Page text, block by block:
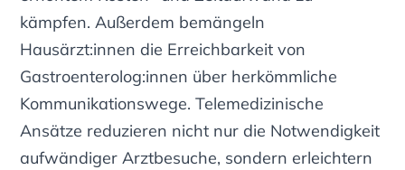
kämpfen. Außerdem bemängeln
Hausärzt:innen die Erreichbarkeit von
Gastroenterolog:innen über herkömmliche
Kommunikationswege. Telemedizinische
Ansätze reduzieren nicht nur die Notwendigkeit
aufwändiger Arztbesuche, sondern erleichtern